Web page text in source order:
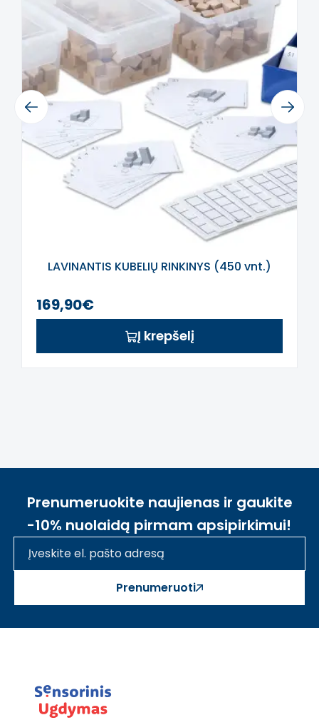
kokybės produktus, pagamintus su vaikų
saugumui galvoje.
Tooky Toy žaislai turi
daugybę sertifikatų, patvirtinančių šių
aplinkai draugiškų produktų saugumą.
Gerai išlyginti, be skilimų ir aštrių kraštų,
žaislai yra dengti tik saugiais, netoksiškais
dažais, spalvomis ir lako sluoksniais. Visa tai
daroTooky Toy
žaislus pamėgtus vaikų ir
vertinamus tėvų visame pasaulyje.
Šis aprašymas išverstas naudojant dirbtinį
intelektą. Atsiprašome už galimas klaidas,
Previous
LAVINANTIS KUBELIŲ RINKINYS (450 vnt.)
169,90€
Į krepšelį
Next
Prenumeruokite naujienas ir gaukite
-10% nuolaidą pirmam apsipirkimui!
Prenumeruoti